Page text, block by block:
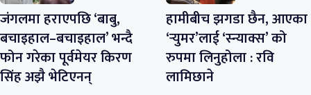
जंगलमा हराएपछि ‘बाबु,
बचाइहाल–बचाइहाल’ भन्दै
फोन गरेका पूर्वमेयर किरण
सिंह अझै भेटिएनन्
हामीबीच झगडा छैन, आएका
‘र्‍युमर’लाई ‘स्न्याक्स’ को
रुपमा लिनुहोला : रवि
लामिछाने